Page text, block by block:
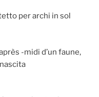
per archi in sol
-midi d’un faune,